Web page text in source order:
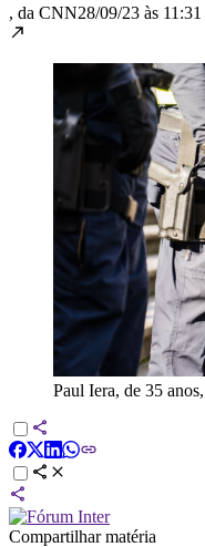
, da CNN28/09/23 às 11:31
Paul Iera, de 35
Compartilhar matéria